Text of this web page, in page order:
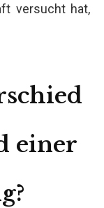
versucht hat,
einer